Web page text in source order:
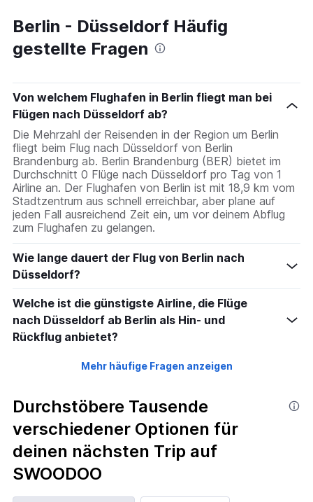
Berlin - Düsseldorf Häufig
gestellte Fragen
Von welchem Flughafen in Berlin fliegt man bei
Flügen nach Düsseldorf ab?
Die Mehrzahl der Reisenden in der Region um Berlin
fliegt beim Flug nach Düsseldorf von Berlin
Brandenburg ab. Berlin Brandenburg (BER) bietet im
Durchschnitt 0 Flüge nach Düsseldorf pro Tag von 1
Airline an. Der Flughafen von Berlin ist mit 18,9 km vom
Stadtzentrum aus schnell erreichbar, aber plane auf
jeden Fall ausreichend Zeit ein, um vor deinem Abflug
zum Flughafen zu gelangen.
Wie lange dauert der Flug von Berlin nach
Düsseldorf?
Welche ist die günstigste Airline, die Flüge
nach Düsseldorf ab Berlin als Hin- und
Rückflug anbietet?
Mehr häufige Fragen anzeigen
Durchstöbere Tausende
verschiedener Optionen für
deinen nächsten Trip auf
SWOODOO